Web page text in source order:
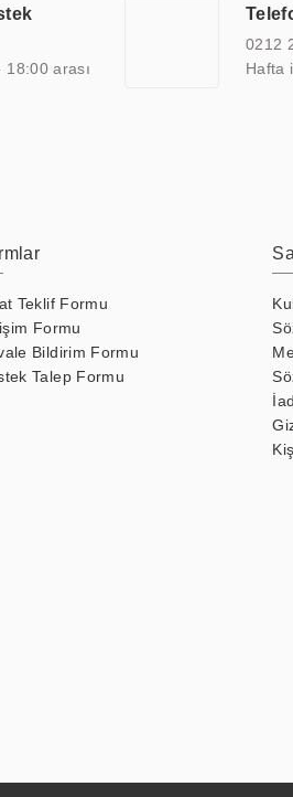
öne çıkmasına ve sürekli
arası
0212
Hafta
Teklif Formu
Formu
Bildirim Formu
Talep Formu